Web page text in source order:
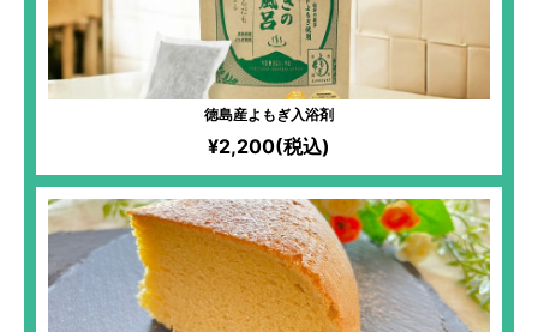
徳島産よもぎ入浴剤
¥2,200(税込)